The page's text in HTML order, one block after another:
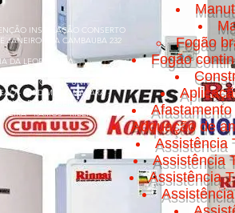
INSTALAÇÃO CONSERTO
JANEIRO RUA CAMBAUBA 232
DA LEOPOLDINA
- CICADE UNIVERSITÁRIA
- JARDIM GUANABARA -
- PITANGUEIRAS -
- RAMOS - RIBEIRA - TÁUA
Fogão
Fogão
Adquação de
Assistência
Assistência
Assistência